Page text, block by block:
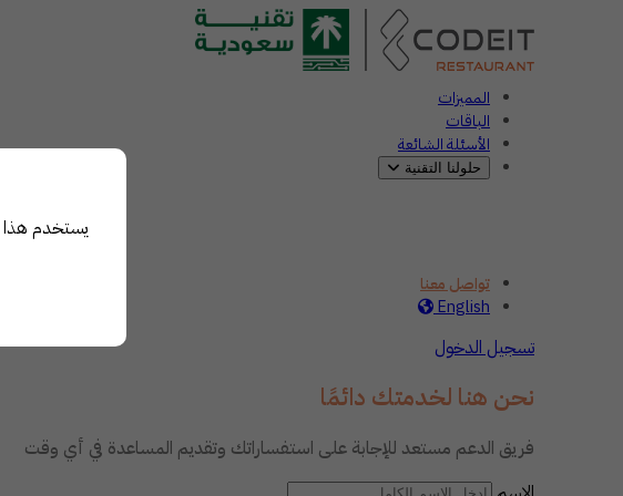
المميزات
الباقات
الأسئلة الشائعة
حلولنا التقنية
تواصل معنا
English
تسجيل الدخول
نحن هنا لخدمتك دائمًا
فريق الدعم مستعد للإجابة على استفساراتك وتقديم المساعدة في أي وقت
يستخدم هذا